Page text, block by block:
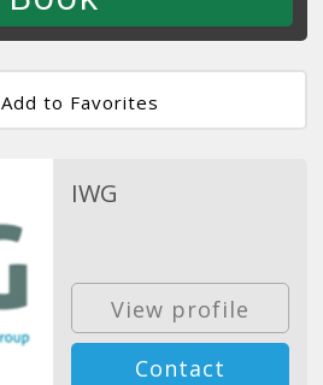
Add to Favorites
IWG
View profile
Contact